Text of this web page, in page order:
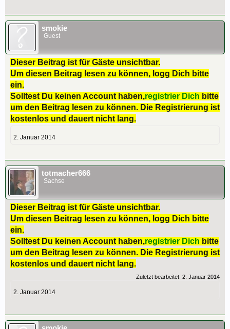
smokie
Guest
Dieser Beitrag ist für Gäste unsichtbar.
Um diesen Beitrag lesen zu können, logg Dich bitte
ein.
Solltest Du keinen Account haben,registrier Dich bitte
um den Beitrag lesen zu können. Die Registrierung ist
kostenlos und dauert nicht lang.
2. Januar 2014
totmacher666
Sachse
Dieser Beitrag ist für Gäste unsichtbar.
Um diesen Beitrag lesen zu können, logg Dich bitte
ein.
Solltest Du keinen Account haben,registrier Dich bitte
um den Beitrag lesen zu können. Die Registrierung ist
kostenlos und dauert nicht lang.
Zuletzt bearbeitet: 2. Januar 2014
2. Januar 2014